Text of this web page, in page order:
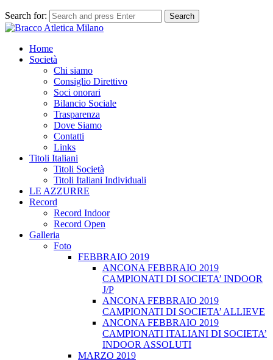
Search for: Search
Home
Società
Chi siamo
Consiglio Direttivo
Soci onorari
Bilancio Sociale
Trasparenza
Dove Siamo
Contatti
Links
Titoli Italiani
Titoli Società
Titoli Italiani Individuali
LE AZZURRE
Record
Record Indoor
Record Open
Galleria
Foto
FEBBRAIO 2019
ANCONA FEBBRAIO 2019
CAMPIONATI DI SOCIETA’ INDOOR
J/P
ANCONA FEBBRAIO 2019
CAMPIONATI DI SOCIETA’ ALLIEVE
ANCONA FEBBRAIO 2019
CAMPIONATI ITALIANI DI SOCIETA’
INDOOR ASSOLUTI
MARZO 2019